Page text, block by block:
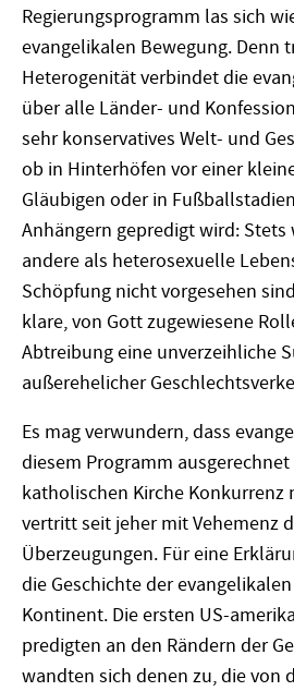
Regierungsprogramm las sich
evangelikalen Bewegung. Denn
Heterogenität verbindet die
über alle Länder- und
sehr konservatives Welt- und
ob in Hinterhöfen vor einer
Gläubigen oder in
Anhängern gepredigt wird:
andere als heterosexuelle
Schöpfung nicht vorgesehen
klare, von Gott zugewiesene
Abtreibung eine unverzeihliche
außerehelicher
Es mag verwundern, dass
diesem Programm
katholischen Kirche Konkurrenz
vertritt seit jeher mit Vehemenz
Überzeugungen. Für eine
die Geschichte der
Kontinent. Die ersten US-
predigten an den Rändern der
wandten sich denen zu, die von